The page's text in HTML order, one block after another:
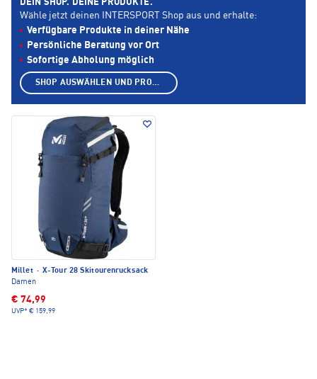
Millet · X-Tour 28 Skitourenrucksack
Damen
€ 74,99
UVP* € 159,99
DEIN SHOP. DEINE PRODUKTE.
Wähle jetzt deinen INTERSPORT Shop aus und erhalte:
Verfügbare Produkte in deiner Nähe
Persönliche Beratung vor Ort
Sofortige Abholung möglich
SHOP AUSWÄHLEN UND PRODUKTE ANZEIGEN